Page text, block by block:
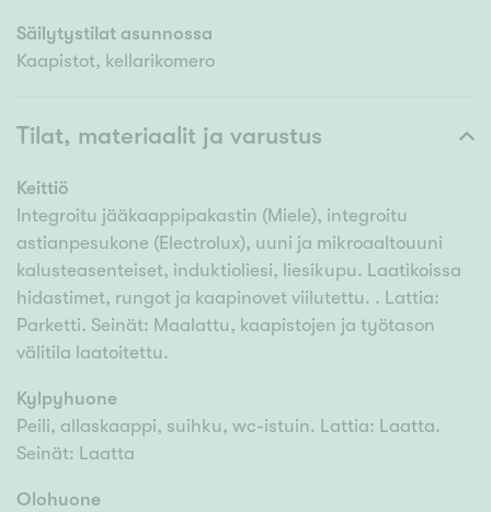
Säilytystilat asunnossa
Kaapistot, kellarikomero
Tilat, materiaalit ja varustus
Keittiö
Integroitu jääkaappipakastin (Miele), integroitu
astianpesukone (Electrolux), uuni ja mikroaaltouuni
kalusteasenteiset, induktioliesi, liesikupu. Laatikoissa
hidastimet, rungot ja kaapinovet viilutettu. . Lattia:
Parketti. Seinät: Maalattu, kaapistojen ja työtason
välitila laatoitettu.
Kylpyhuone
Peili, allaskaappi, suihku, wc-istuin. Lattia: Laatta.
Seinät: Laatta
Olohuone